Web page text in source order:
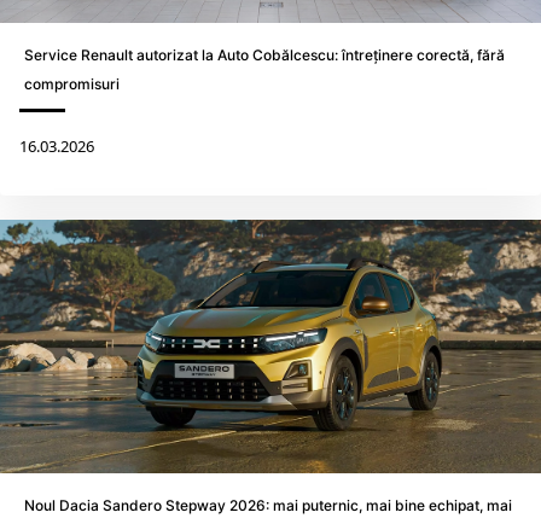
Service Renault autorizat la Auto Cobălcescu: întreținere corectă, fără
compromisuri
16.03.2026
Noul Dacia Sandero Stepway 2026: mai puternic, mai bine echipat, mai